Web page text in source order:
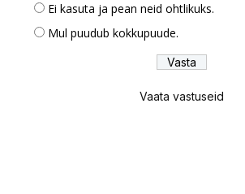
Ei kasuta ja pean neid ohtlikuks.
Mul puudub kokkupuude.
Vaata vastuseid